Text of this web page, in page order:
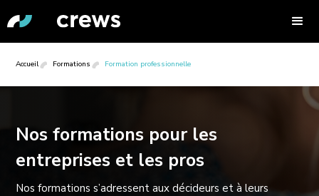
Accueil Formations Formation professionnelle
Nos formations pour les
entreprises et les pros
Nos formations s’adressent aux décideurs et à leurs